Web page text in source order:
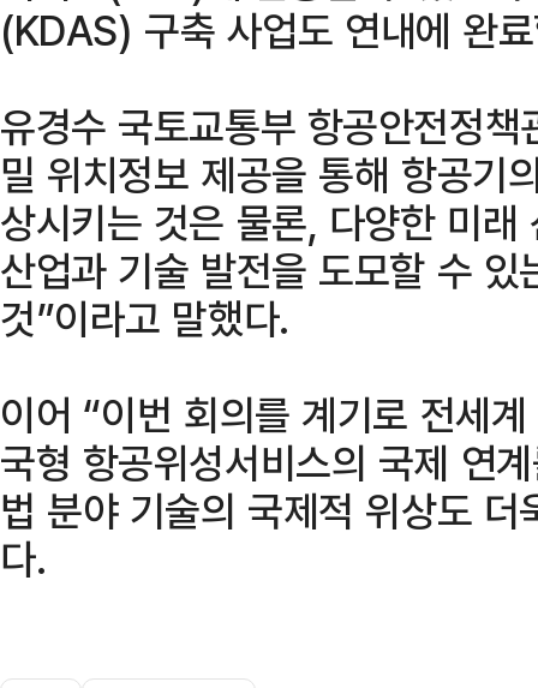
(KDAS) 구축 사업도 연내에 완
유경수 국토교통부 항공안전정
밀 위치정보 제공을 통해 항공기
상시키는 것은 물론, 다양한 미
산업과 기술 발전을 도모할 수
것”이라고 말했다.
이어 “이번 회의를 계기로 전세
국형 항공위성서비스의 국제 연
법 분야 기술의 국제적 위상도
다.